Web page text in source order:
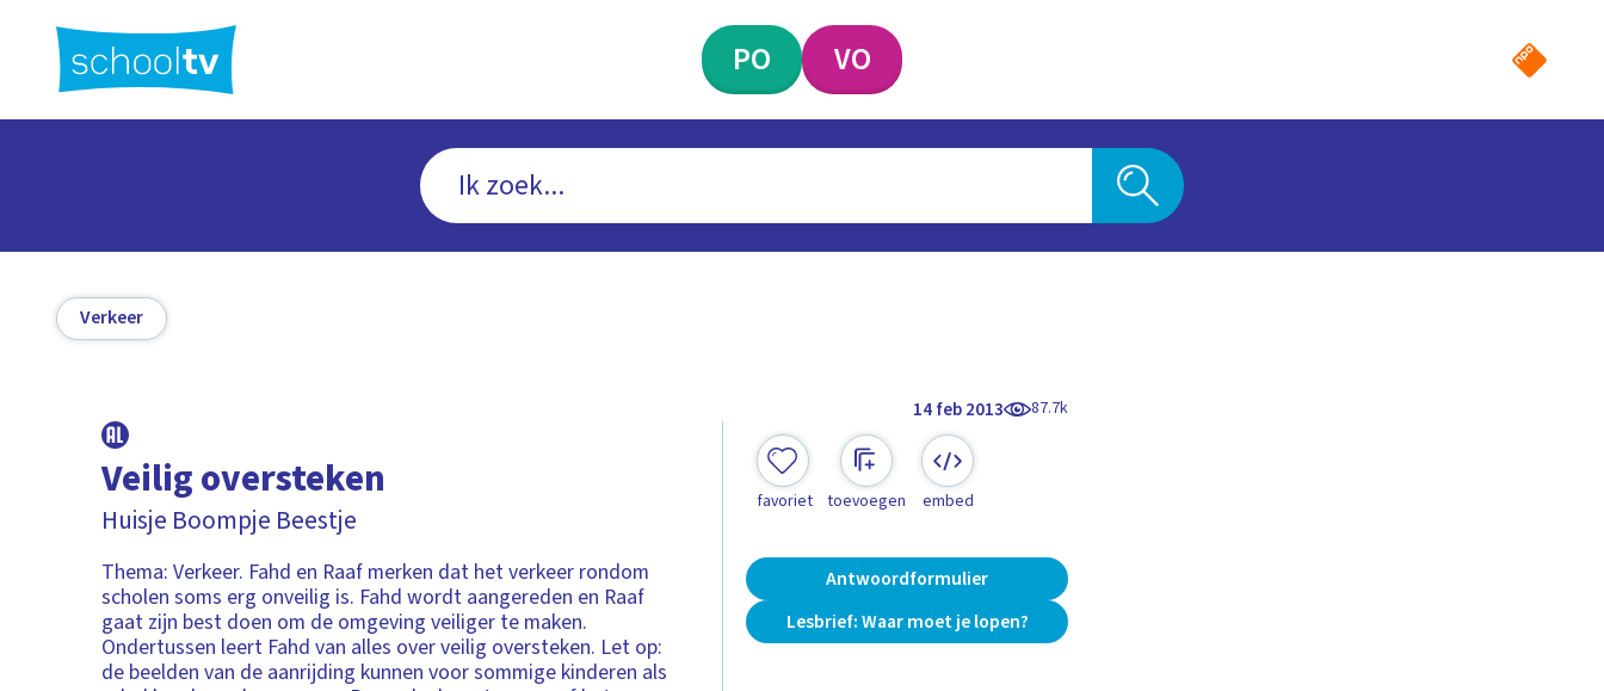
hoofdinhoud
PO VO
Verkeer
14 feb 2013 87.7k
Veilig oversteken
Huisje Boompje Beestje
Thema: Verkeer. Fahd en Raaf merken dat het verkeer rondom
scholen soms erg onveilig is. Fahd wordt aangereden en Raaf
gaat zijn best doen om de omgeving veiliger te maken.
Ondertussen leert Fahd van alles over veilig oversteken. Let op:
de beelden van de aanrijding kunnen voor sommige kinderen als
favoriet toevoegen embed
Antwoordformulier
Lesbrief: Waar moet je lopen?